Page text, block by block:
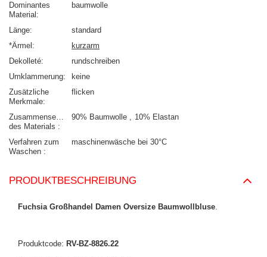
Dominantes
Material
baumwolle
Länge
standard
*Ärmel
kurzarm
Dekolleté
rundschreiben
Umklammerung
keine
Zusätzliche
Merkmale
flicken
Zusammensetzung
des Materials
90% Baumwolle 10% Elastan
Verfahren zum
Waschen
maschinenwäsche bei 30°C
PRODUKTBESCHREIBUNG
Fuchsia Großhandel Damen Oversize Baumwollbluse.
Produktcode: RV-BZ-8826.22